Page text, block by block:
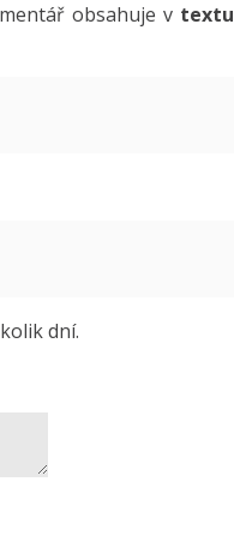
obsahuje v textu
dní.